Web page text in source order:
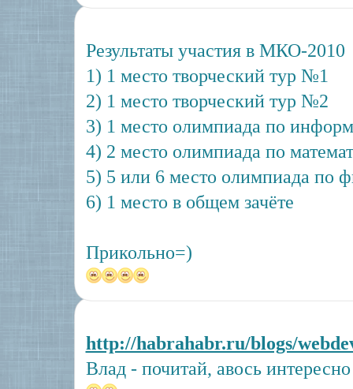
Результаты участия в МКО-2010
1) 1 место творческий тур №1
2) 1 место творческий тур №2
3) 1 место олимпиада по
4) 2 место олимпиада по
5) 5 или 6 место олимпиада по
6) 1 место в общем зачёте
Прикольно=)
http://habrahabr.ru/blogs/
Влад - почитай, авось